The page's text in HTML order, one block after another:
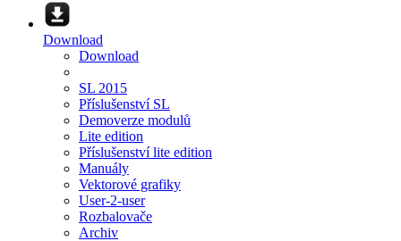
Download
Download
SL 2015
Příslušenství SL
Demoverze modulů
Lite edition
Příslušenství lite edition
Manuály
Vektorové grafiky
User-2-user
Rozbalovače
Archiv